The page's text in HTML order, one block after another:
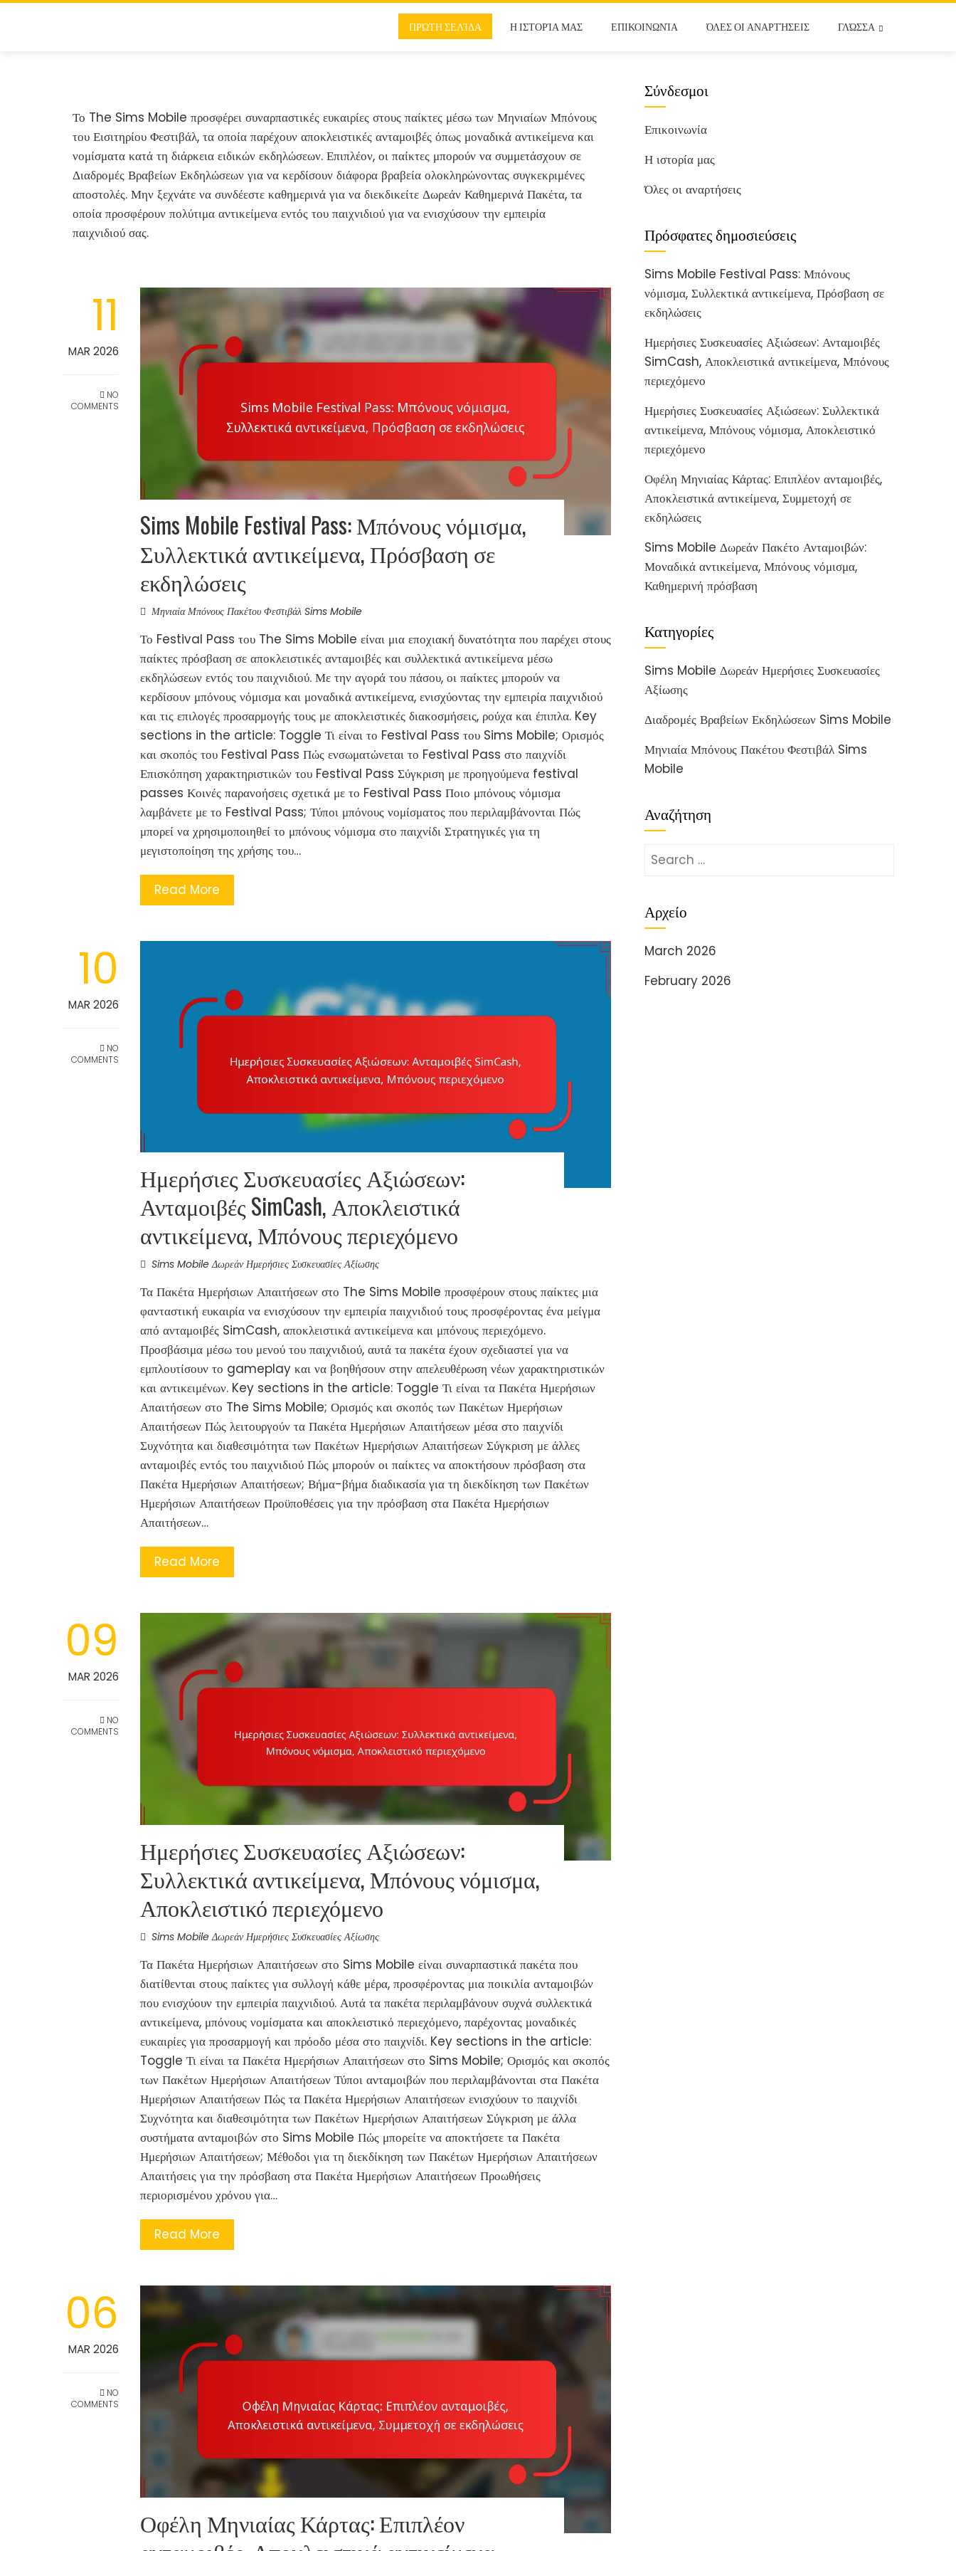
Skip
ΠΡΏΤΗ ΣΕΛΊΔΑ Η ΙΣΤΟΡΊΑ ΜΑΣ ΕΠΙΚΟΙΝΩΝΊΑ ΌΛΕΣ ΟΙ ΑΝΑΡΤΉΣΕΙΣ ΓΛΏΣΣΑ
Το The Sims Mobile προσφέρει συναρπαστικές ευκαιρίες στους παίκτες μέσω των Μηνιαίων Μπόνους
του Εισιτηρίου Φεστιβάλ, τα οποία παρέχουν αποκλειστικές ανταμοιβές όπως μοναδικά αντικείμενα και
νομίσματα κατά τη διάρκεια ειδικών εκδηλώσεων. Επιπλέον, οι παίκτες μπορούν να συμμετάσχουν σε
Διαδρομές Βραβείων Εκδηλώσεων για να κερδίσουν διάφορα βραβεία ολοκληρώνοντας συγκεκριμένες
αποστολές. Μην ξεχνάτε να συνδέεστε καθημερινά για να διεκδικείτε Δωρεάν Καθημερινά Πακέτα, τα
οποία προσφέρουν πολύτιμα αντικείμενα εντός του παιχνιδιού για να ενισχύσουν την εμπειρία
παιχνιδιού σας.
11
MAR 2026
NO
COMMENTS
Sims Mobile Festival Pass: Μπόνους νόμισμα,
Συλλεκτικά αντικείμενα, Πρόσβαση σε
εκδηλώσεις
Μηνιαία Μπόνους Πακέτου Φεστιβάλ Sims Mobile
Το Festival Pass του The Sims Mobile είναι μια εποχιακή δυνατότητα που παρέχει στους
παίκτες πρόσβαση σε αποκλειστικές ανταμοιβές και συλλεκτικά αντικείμενα μέσω
εκδηλώσεων εντός του παιχνιδιού. Με την αγορά του πάσου, οι παίκτες μπορούν να
κερδίσουν μπόνους νόμισμα και μοναδικά αντικείμενα, ενισχύοντας την εμπειρία παιχνιδιού
και τις επιλογές προσαρμογής τους με αποκλειστικές διακοσμήσεις, ρούχα και έπιπλα. Key
sections in the article: Toggle Τι είναι το Festival Pass του Sims Mobile; Ορισμός
και σκοπός του Festival Pass Πώς ενσωματώνεται το Festival Pass στο παιχνίδι
Επισκόπηση χαρακτηριστικών του Festival Pass Σύγκριση με προηγούμενα festival
passes Κοινές παρανοήσεις σχετικά με το Festival Pass Ποιο μπόνους νόμισμα
λαμβάνετε με το Festival Pass; Τύποι μπόνους νομίσματος που περιλαμβάνονται Πώς
μπορεί να χρησιμοποιηθεί το μπόνους νόμισμα στο παιχνίδι Στρατηγικές για τη
μεγιστοποίηση της χρήσης του…
Read More
10
MAR 2026
NO
COMMENTS
Ημερήσιες Συσκευασίες Αξιώσεων:
Ανταμοιβές SimCash, Αποκλειστικά
αντικείμενα, Μπόνους περιεχόμενο
Sims Mobile Δωρεάν Ημερήσιες Συσκευασίες Αξίωσης
Τα Πακέτα Ημερήσιων Απαιτήσεων στο The Sims Mobile προσφέρουν στους παίκτες μια
φανταστική ευκαιρία να ενισχύσουν την εμπειρία παιχνιδιού τους προσφέροντας ένα μείγμα
από ανταμοιβές SimCash, αποκλειστικά αντικείμενα και μπόνους περιεχόμενο.
Προσβάσιμα μέσω του μενού του παιχνιδιού, αυτά τα πακέτα έχουν σχεδιαστεί για να
εμπλουτίσουν το gameplay και να βοηθήσουν στην απελευθέρωση νέων χαρακτηριστικών
και αντικειμένων. Key sections in the article: Toggle Τι είναι τα Πακέτα Ημερήσιων
Απαιτήσεων στο The Sims Mobile; Ορισμός και σκοπός των Πακέτων Ημερήσιων
Απαιτήσεων Πώς λειτουργούν τα Πακέτα Ημερήσιων Απαιτήσεων μέσα στο παιχνίδι
Συχνότητα και διαθεσιμότητα των Πακέτων Ημερήσιων Απαιτήσεων Σύγκριση με άλλες
ανταμοιβές εντός του παιχνιδιού Πώς μπορούν οι παίκτες να αποκτήσουν πρόσβαση στα
Πακέτα Ημερήσιων Απαιτήσεων; Βήμα-βήμα διαδικασία για τη διεκδίκηση των Πακέτων
Ημερήσιων Απαιτήσεων Προϋποθέσεις για την πρόσβαση στα Πακέτα Ημερήσιων
Απαιτήσεων…
Read More
09
MAR 2026
NO
COMMENTS
Ημερήσιες Συσκευασίες Αξιώσεων:
Συλλεκτικά αντικείμενα, Μπόνους νόμισμα,
Αποκλειστικό περιεχόμενο
Sims Mobile Δωρεάν Ημερήσιες Συσκευασίες Αξίωσης
Τα Πακέτα Ημερήσιων Απαιτήσεων στο Sims Mobile είναι συναρπαστικά πακέτα που
διατίθενται στους παίκτες για συλλογή κάθε μέρα, προσφέροντας μια ποικιλία ανταμοιβών
που ενισχύουν την εμπειρία παιχνιδιού. Αυτά τα πακέτα περιλαμβάνουν συχνά συλλεκτικά
αντικείμενα, μπόνους νομίσματα και αποκλειστικό περιεχόμενο, παρέχοντας μοναδικές
ευκαιρίες για προσαρμογή και πρόοδο μέσα στο παιχνίδι. Key sections in the article:
Toggle Τι είναι τα Πακέτα Ημερήσιων Απαιτήσεων στο Sims Mobile; Ορισμός και σκοπός
των Πακέτων Ημερήσιων Απαιτήσεων Τύποι ανταμοιβών που περιλαμβάνονται στα Πακέτα
Ημερήσιων Απαιτήσεων Πώς τα Πακέτα Ημερήσιων Απαιτήσεων ενισχύουν το παιχνίδι
Συχνότητα και διαθεσιμότητα των Πακέτων Ημερήσιων Απαιτήσεων Σύγκριση με άλλα
συστήματα ανταμοιβών στο Sims Mobile Πώς μπορείτε να αποκτήσετε τα Πακέτα
Ημερήσιων Απαιτήσεων; Μέθοδοι για τη διεκδίκηση των Πακέτων Ημερήσιων Απαιτήσεων
Απαιτήσεις για την πρόσβαση στα Πακέτα Ημερήσιων Απαιτήσεων Προωθήσεις
περιορισμένου χρόνου για…
Read More
06
MAR 2026
NO
COMMENTS
Οφέλη Μηνιαίας Κάρτας: Επιπλέον
Σύνδεσμοι
Επικοινωνία
Η ιστορία μας
Όλες οι αναρτήσεις
Πρόσφατες δημοσιεύσεις
Sims Mobile Festival Pass: Μπόνους
νόμισμα, Συλλεκτικά αντικείμενα, Πρόσβαση σε
εκδηλώσεις
Ημερήσιες Συσκευασίες Αξιώσεων: Ανταμοιβές
SimCash, Αποκλειστικά αντικείμενα, Μπόνους
περιεχόμενο
Ημερήσιες Συσκευασίες Αξιώσεων: Συλλεκτικά
αντικείμενα, Μπόνους νόμισμα, Αποκλειστικό
περιεχόμενο
Οφέλη Μηνιαίας Κάρτας: Επιπλέον ανταμοιβές,
Αποκλειστικά αντικείμενα, Συμμετοχή σε
εκδηλώσεις
Sims Mobile Δωρεάν Πακέτο Ανταμοιβών:
Μοναδικά αντικείμενα, Μπόνους νόμισμα,
Καθημερινή πρόσβαση
Κατηγορίες
Sims Mobile Δωρεάν Ημερήσιες Συσκευασίες
Αξίωσης
Διαδρομές Βραβείων Εκδηλώσεων Sims Mobile
Μηνιαία Μπόνους Πακέτου Φεστιβάλ Sims
Mobile
Αναζήτηση
Search
Αρχείο
March 2026
February 2026